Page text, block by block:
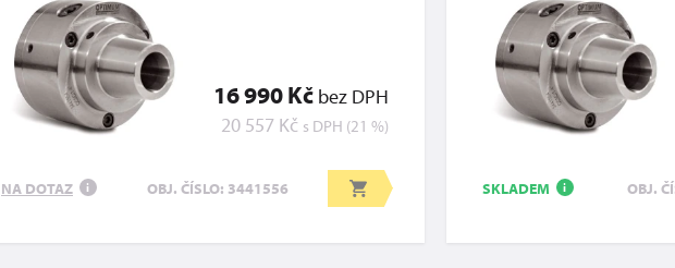
16 990 Kč bez DPH
20 557 Kč s DPH (21 %)
NA DOTAZ i OBJ. ČÍSLO: 3441556 SKLADEM i OBJ.